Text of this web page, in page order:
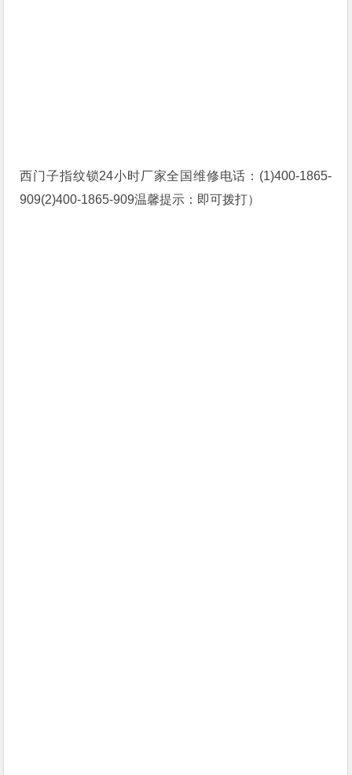
西门子指纹锁24小时厂家全国维修电话：(1)400-1865-
909(2)400-1865-909温馨提示：即可拨打）